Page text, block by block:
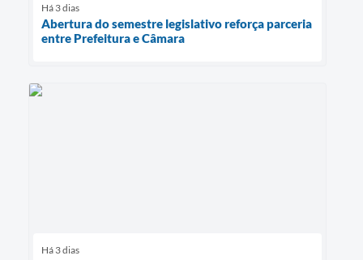
Há 3 dias
Abertura do semestre legislativo reforça parceria
entre Prefeitura e Câmara
Há 3 dias